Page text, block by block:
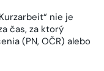
nie je
čas, za ktorý
(PN, OČR) alebo